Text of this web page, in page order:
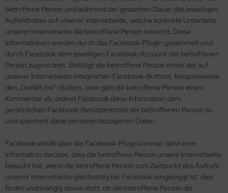
betroffene Person und während der gesamten Dauer des jeweiligen
Aufenthaltes auf unserer Internetseite, welche konkrete Unterseite
unserer Internetseite die betroffene Person besucht. Diese
Informationen werden durch das Facebook-Plugin gesammelt und
durch Facebook dem jeweiligen Facebook-Account der betroffenen
Person zugeordnet. Betätigt die betroffene Person einen der auf
unserer Internetseite integrierten Facebook-Buttons, beispielsweise
den „Gefällt mir“-Button, oder gibt die betroffene Person einen
Kommentar ab, ordnet Facebook diese Information dem
persönlichen Facebook-Benutzerkonto der betroffenen Person zu
und speichert diese personenbezogenen Daten.
Facebook erhält über die Facebook-Plugins immer dann eine
Information darüber, dass die betroffene Person unsere Internetseite
besucht hat, wenn die betroffene Person zum Zeitpunkt des Aufrufs
unserer Internetseite gleichzeitig bei Facebook eingeloggt ist; dies
findet unabhängig davon statt, ob die betroffene Person die